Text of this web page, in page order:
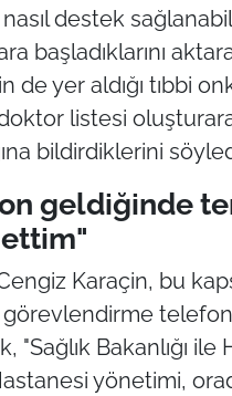
destek
başladıklarını
de yer aldığı tıbbi
listesi
bildirdiklerini
geldiğinde
Karaçin, bu
"Sağlık Bakanlığı
yönetimi,